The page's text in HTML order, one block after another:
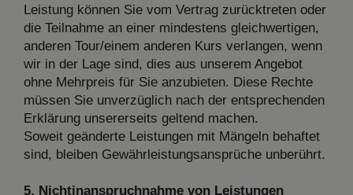
Leistung können Sie vom Vertrag zurücktreten oder
die Teilnahme an einer mindestens gleichwertigen,
anderen Tour/einem anderen Kurs verlangen, wenn
wir in der Lage sind, dies aus unserem Angebot
ohne Mehrpreis für Sie anzubieten. Diese Rechte
müssen Sie unverzüglich nach der entsprechenden
Erklärung unsererseits geltend machen.
Soweit geänderte Leistungen mit Mängeln behaftet
sind, bleiben Gewährleistungsansprüche unberührt.
5. Nichtinanspruchnahme von Leistungen